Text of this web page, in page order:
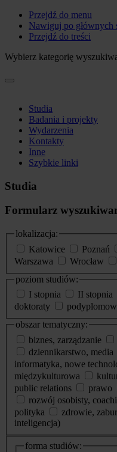
Przejdź do menu
Nawiguj po głównych
Przejdź do treści
Wybierz kategorię
Studia
Badania i projekty
Wydarzenia
Kontakty
Inne
Szybkie linki
Studia
Formularz
lokalizacja:
Katowice
Poznań
Warszawa
Wrocław
poziom studiów:
I stopnia
II stopnia
doktoraty
obszar tematyczny:
biznes, zarządzanie
dziennikarstwo, media
informatyka, nowe
międzykulturowa
public relations
prawo
rozwój osobisty,
polityka
zdrowie,
inteligencja)
dodatkowe
forma studiów: